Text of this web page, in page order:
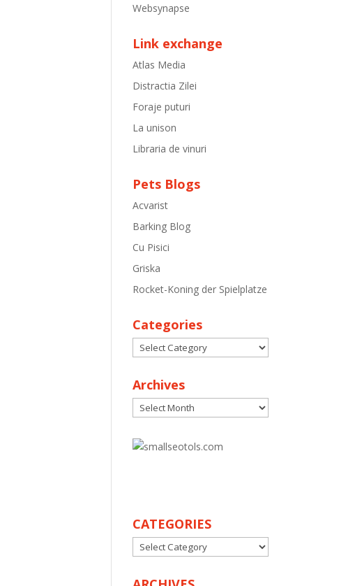
Websynapse
Link exchange
Atlas Media
Distractia Zilei
Foraje puturi
La unison
Libraria de vinuri
Pets Blogs
Acvarist
Barking Blog
Cu Pisici
Griska
Rocket-Koning der Spielplatze
Categories
Categories
Archives
Archives
CATEGORIES
CATEGORIES